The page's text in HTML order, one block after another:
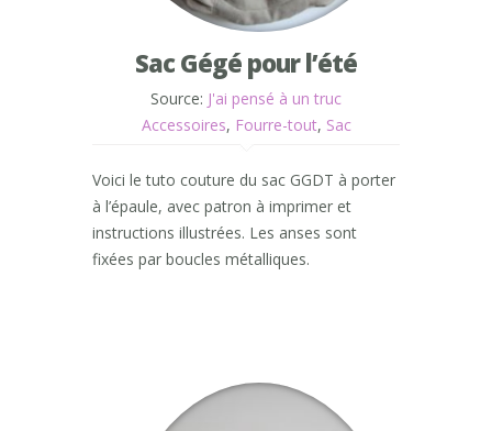
Sac Gégé pour l’été
Source: J'ai pensé à un truc
Accessoires, Fourre-tout, Sac
Voici le tuto couture du sac GGDT à porter
à l’épaule, avec patron à imprimer et
instructions illustrées. Les anses sont
fixées par boucles métalliques.